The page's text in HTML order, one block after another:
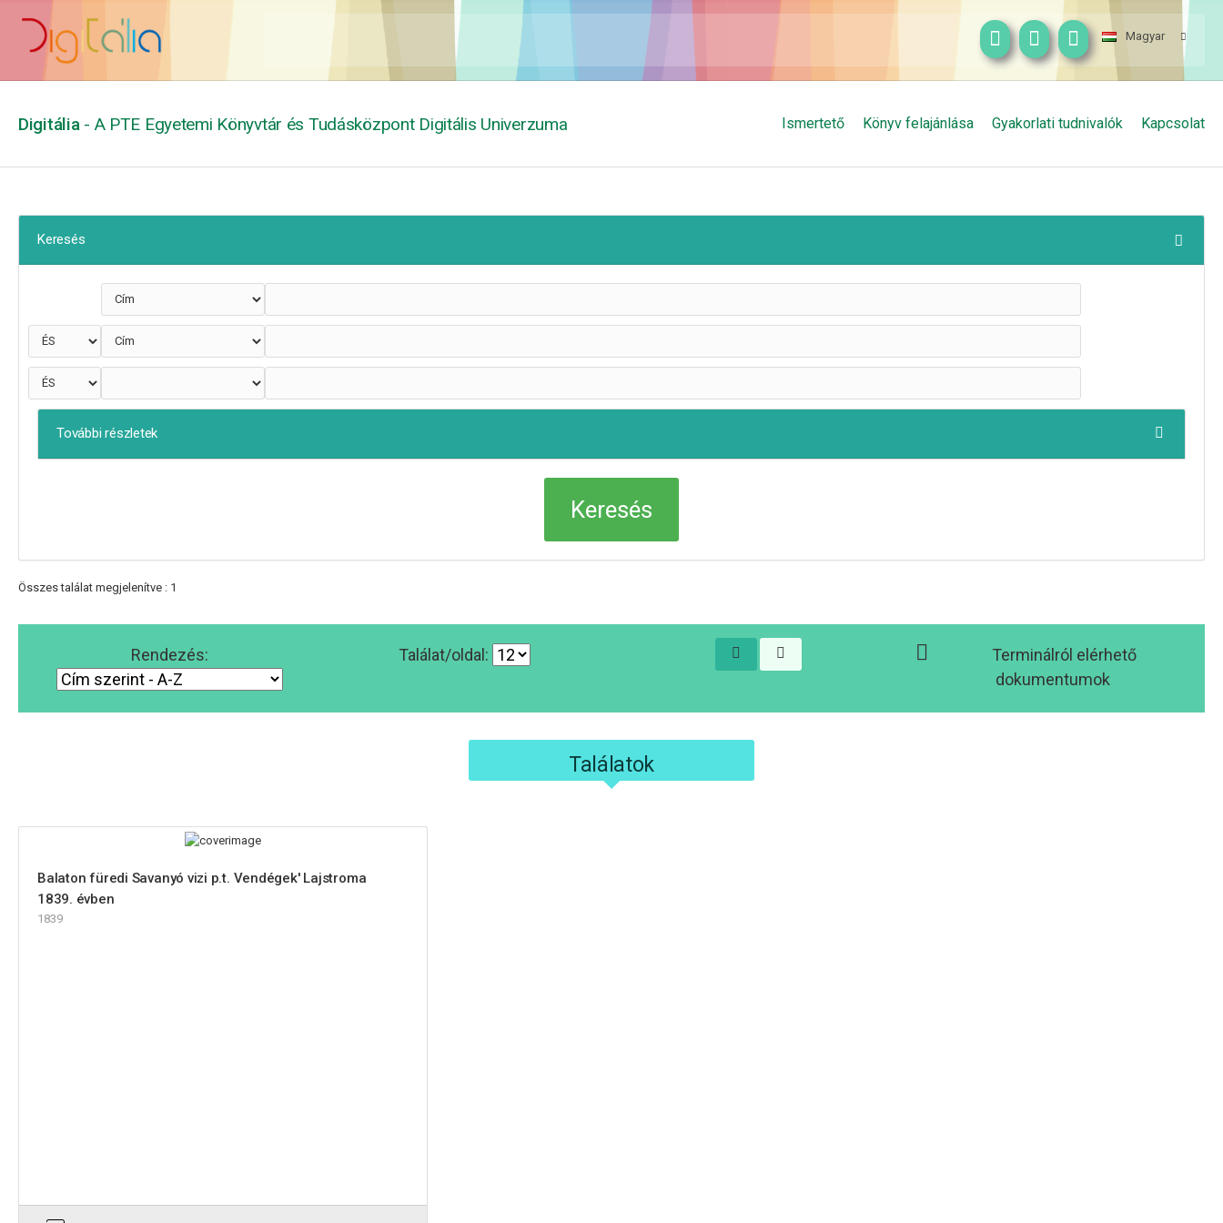
Magyar
Digitália - A PTE Egyetemi Könyvtár és Tudásközpont Digitális Univerzuma Ismertető Könyv felajánlása Gyakorlati tudnivalók Kapcsolat
Keresés
További részletek
Összes találat megjelenítve : 1
Rendezés: Találat/oldal:
Terminálról elérhető
dokumentumok
Találatok
Balaton füredi Savanyó vizi p.t. Vendégek' Lajstroma
1839. évben
1839